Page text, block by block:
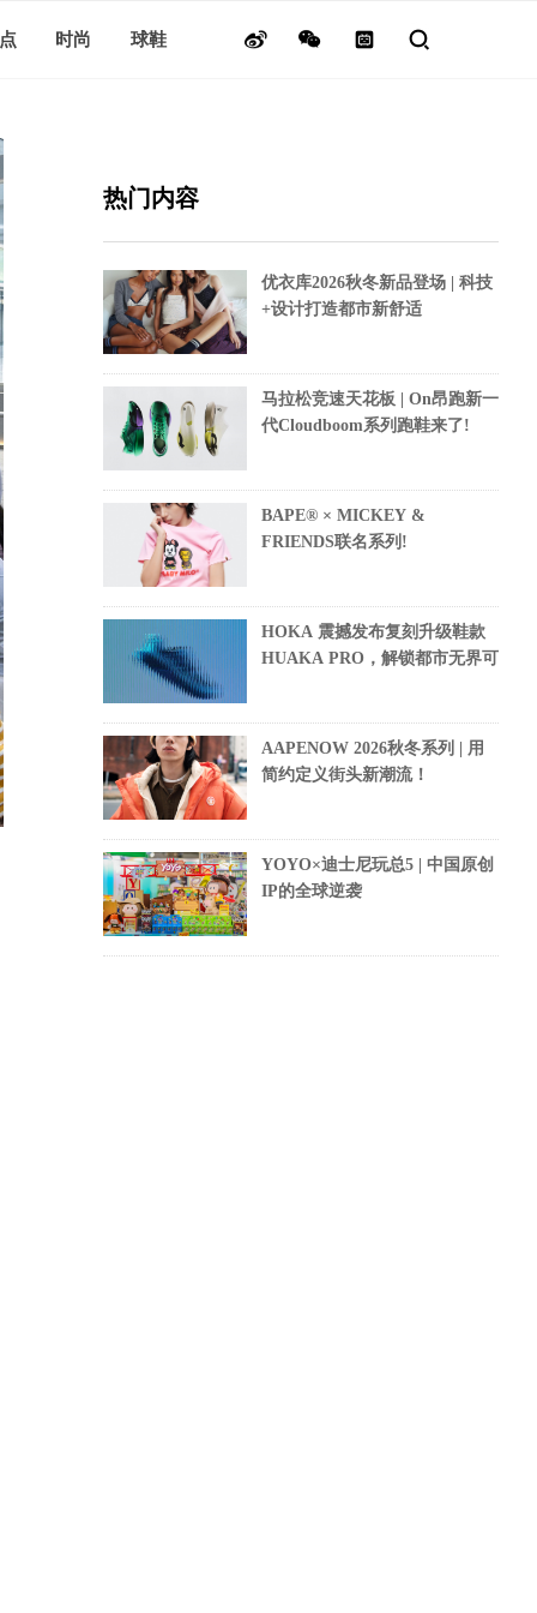
时尚 球鞋
热门内容
优衣库2026秋冬新品登场 | 科技
+设计打造都市新舒适
马拉松竞速天花板 | On昂跑新一
代Cloudboom系列跑鞋来了!
BAPE® × MICKEY &
FRIENDS联名系列!
HOKA 震撼发布复刻升级鞋款
HUAKA PRO，解锁都市无界可
AAPENOW 2026秋冬系列 | 用
简约定义街头新潮流！
YOYO×迪士尼玩总5 | 中国原创
IP的全球逆袭